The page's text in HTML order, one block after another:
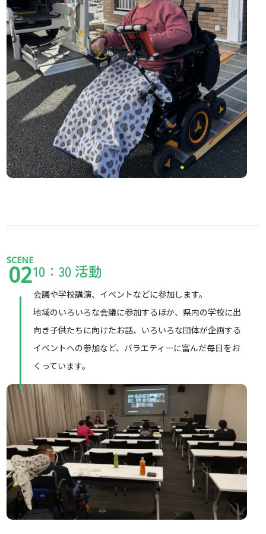
SCENE
0210：30 活動
会議や学校講演、イベントなどに参加します。
地域のいろいろな会議に参加するほか、県内の学校に出
向き子供たちに向けたお話、いろいろな団体が企画する
イベントへの参加など、バラエティーに富んだ毎日をお
くっています。